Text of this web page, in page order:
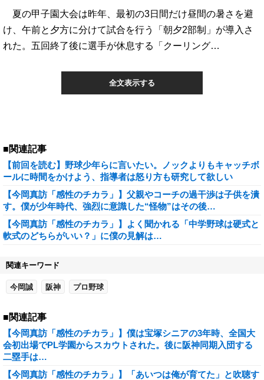
夏の甲子園大会は昨年、最初の3日間だけ昼間の暑さを避
け、午前と夕方に分けて試合を行う「朝夕2部制」が導入さ
れた。五回終了後に選手が休息する「クーリング…
全文表示する
■関連記事
【前回を読む】野球少年らに言いたい。ノックよりもキャッチボ
ールに時間をかけよう、指導者は怒り方も研究して欲しい
【今岡真訪「感性のチカラ」】父親やコーチの過干渉は子供を潰
す。僕が少年時代、強烈に意識した“怪物”はその後…
【今岡真訪「感性のチカラ」】よく聞かれる「中学野球は硬式と
軟式のどちらがいい？」に僕の見解は…
関連キーワード
今岡誠 阪神 プロ野球
■関連記事
【今岡真訪「感性のチカラ」】僕は宝塚シニアの3年時、全国大
会初出場でPL学園からスカウトされた。後に阪神同期入団する
二塁手は…
【今岡真訪「感性のチカラ」】「あいつは俺が育てた」と吹聴す